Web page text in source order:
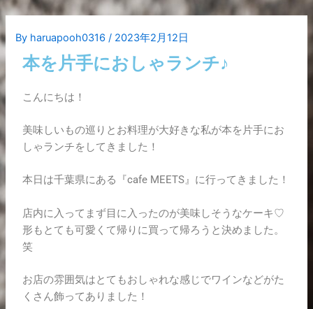
内
容
を
ス
キ
ッ
プ
By haruapooh0316/ 2023年2月12日
本を片手におしゃランチ♪
こんにちは！
美味しいもの巡りとお料理が大好きな私が本を片手にお
しゃランチをしてきました！
本日は千葉県にある『cafe MEETS』に行ってきました！
店内に入ってまず目に入ったのが美味しそうなケーキ♡
形もとても可愛くて帰りに買って帰ろうと決めました。
笑
お店の雰囲気はとてもおしゃれな感じでワインなどがた
くさん飾ってありました！
Post